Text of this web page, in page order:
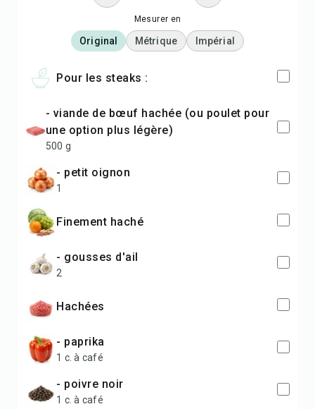
Mesurer en
Original Métrique Impérial
Pour les steaks :
- viande de bœuf hachée (ou poulet pour
une option plus légère)
500 g
- petit oignon
1
finement haché
- gousses d'ail
2
hachées
- paprika
1 c. à café
- poivre noir
1 c. à café